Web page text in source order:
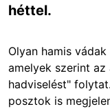
héttel.
Olyan hamis
amelyek szerint
hadviselést"
posztok is